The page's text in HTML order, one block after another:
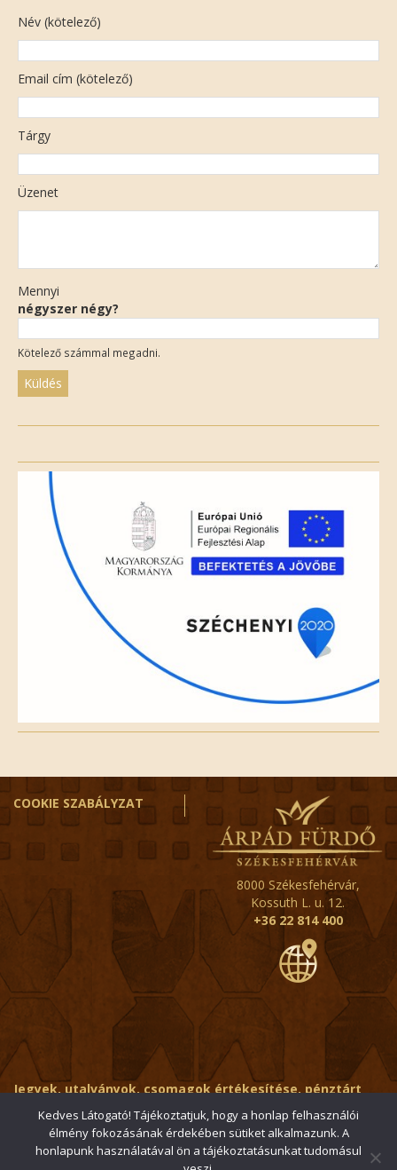
Név (kötelező)
Email cím (kötelező)
Tárgy
Üzenet
Mennyi
négyszer négy?
Kötelező számmal megadni.
field
empty.
COOKIE SZABÁLYZAT
8000 Székesfehérvár,
Kossuth L. u. 12.
+36 22 814 400
Jegyek, utalványok, csomagok értékesítése, pénztárt
érintő kérdések:
ertekesito@fehervar-arpadfurdo.hu
Általános érdeklődés: info@fehervar-arpadfurdo.hu
Kedves Látogató! Tájékoztatjuk, hogy a honlap felhasználói
élmény fokozásának érdekében sütiket alkalmazunk. A
honlapunk használatával ön a tájékoztatásunkat tudomásul